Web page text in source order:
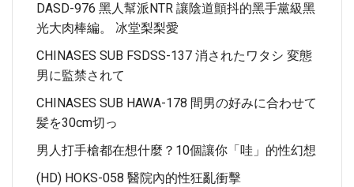
DASD-976 黑人幫派NTR 讓陰道顫抖的黑手黨級黑
光大肉棒編。 冰堂梨梨愛
CHINASES SUB FSDSS-137 消されたワタシ 変態
男に監禁されて
CHINASES SUB HAWA-178 間男の好みに合わせて
髪を30cm切っ
男人打手槍都在想什麼？10個讓你「哇」的性幻想
(HD) HOKS-058 醫院內的性狂亂衝擊